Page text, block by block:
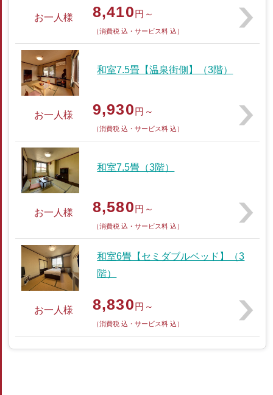
お一人様 8,410円～
（消費税 込・サービス料 込）
和室7.5畳【温泉街側】（3階）
お一人様 9,930円～
（消費税 込・サービス料 込）
和室7.5畳（3階）
お一人様 8,580円～
（消費税 込・サービス料 込）
和室6畳【セミダブルベッド】（3
階）
お一人様 8,830円～
（消費税 込・サービス料 込）